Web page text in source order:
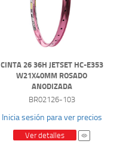
CINTA 26 36H JETSET HC-E353
W21X40MM ROSADO
ANODIZADA
BR02126-103
Inicia sesión para ver precios
Ver detalles